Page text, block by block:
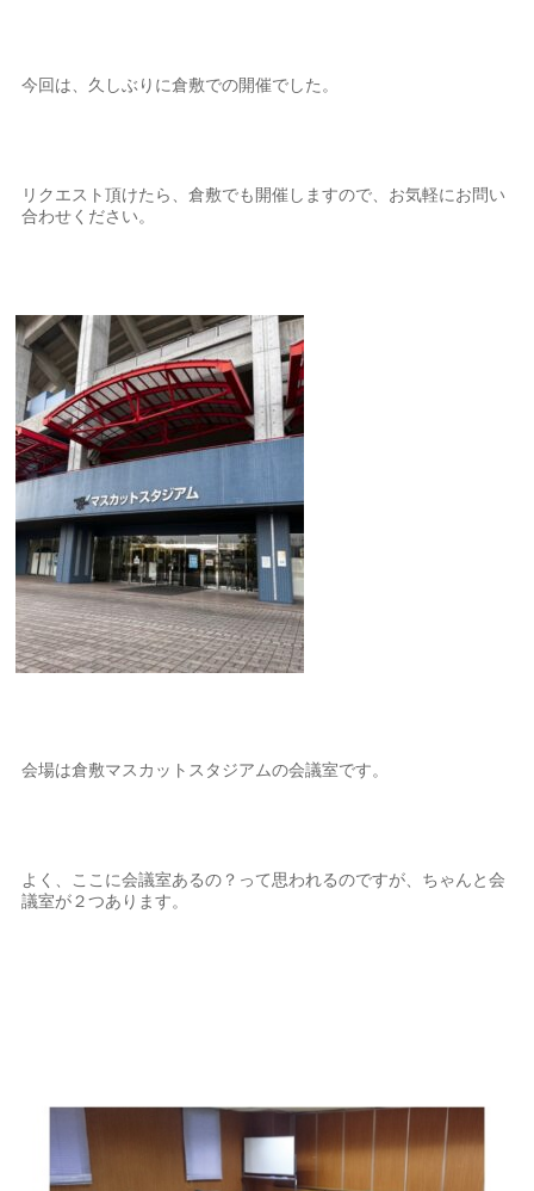
今回は、久しぶりに倉敷での開催でした。
リクエスト頂けたら、倉敷でも開催しますので、お気軽にお問い
合わせください。
会場は倉敷マスカットスタジアムの会議室です。
よく、ここに会議室あるの？って思われるのですが、ちゃんと会
議室が２つあります。